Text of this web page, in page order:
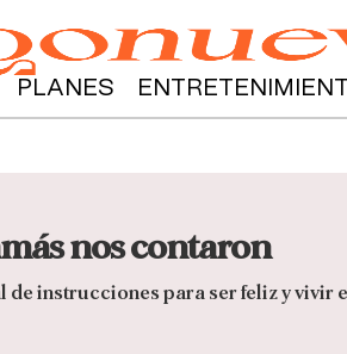
PLANES
nos contaron
instrucciones para ser feliz y vivir